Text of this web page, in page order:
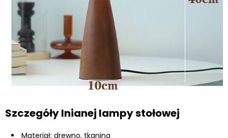
Szczegóły lnianej lampy stołowej
Materiał: drewno, tkanina